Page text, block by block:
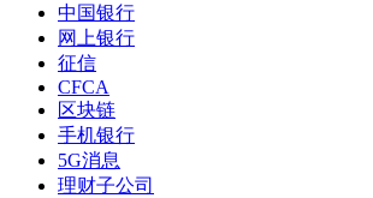
中国银行
网上银行
征信
CFCA
区块链
手机银行
5G消息
理财子公司